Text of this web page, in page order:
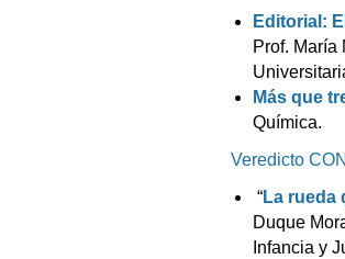
Editorial :
Prof.
Más que
Química.
Veredicto
“La rueda
Duque
Infancia y